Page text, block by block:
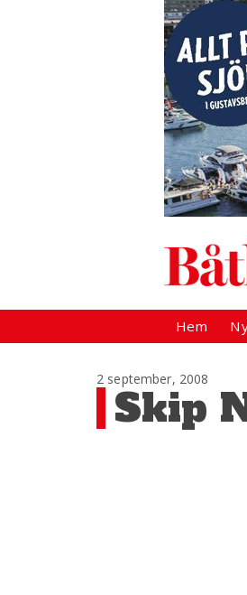
Hem
2 september, 2008
Skip